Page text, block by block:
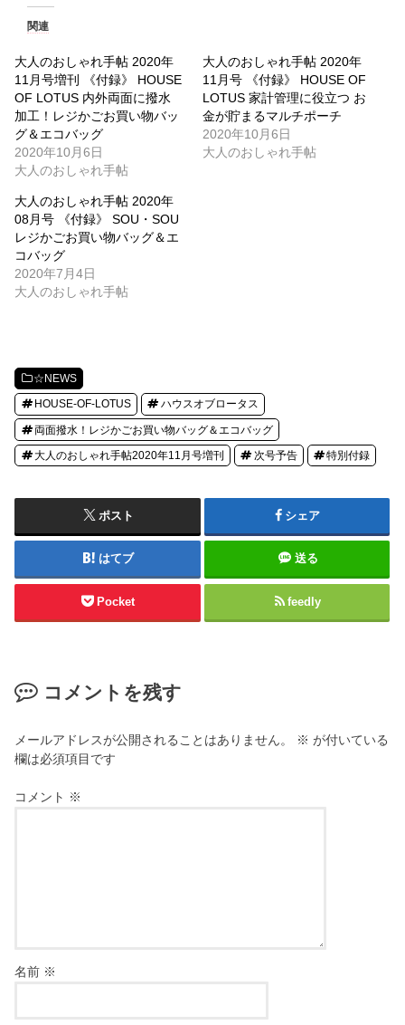
関連
大人のおしゃれ手帖 2020年
11月号増刊 《付録》 HOUSE
OF LOTUS 内外両面に撥水
加工！レジかごお買い物バッ
グ＆エコバッグ
2020年10月6日
大人のおしゃれ手帖
大人のおしゃれ手帖 2020年
11月号 《付録》 HOUSE OF
LOTUS 家計管理に役立つ お
金が貯まるマルチポーチ
2020年10月6日
大人のおしゃれ手帖
大人のおしゃれ手帖 2020年
08月号 《付録》 SOU・SOU
レジかごお買い物バッグ＆エ
コバッグ
2020年7月4日
大人のおしゃれ手帖
☆NEWS
HOUSE-OF-LOTUS ハウスオブロータス
両面撥水！レジかごお買い物バッグ＆エコバッグ
大人のおしゃれ手帖2020年11月号増刊 次号予告 特別付録
ポスト シェア
はてブ 送る
Pocket feedly
コメントを残す
メールアドレスが公開されることはありません。 ※ が付いている
欄は必須項目です
コメント ※
名前 ※